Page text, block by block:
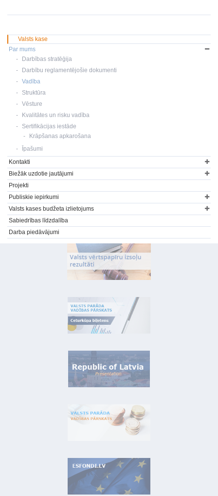
Valsts kase
Par mums
Darbības stratēģija
Darbību reglamentējošie dokumenti
Vadība
Struktūra
Vēsture
Kvalitātes un risku vadība
Sertifikācijas iestāde
Krāpšanas apkarošana
Īpašumi
Kontakti
Biežāk uzdotie jautājumi
Projekti
Publiskie iepirkumi
Valsts kases budžeta izlietojums
Sabiedrības līdzdalība
Darba piedāvājumi